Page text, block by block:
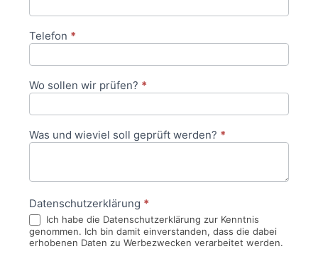
Telefon *
Wo sollen wir prüfen? *
Was und wieviel soll geprüft werden? *
Datenschutzerklärung *
Ich habe die Datenschutzerklärung zur Kenntnis
genommen. Ich bin damit einverstanden, dass die dabei
erhobenen Daten zu Werbezwecken verarbeitet werden.